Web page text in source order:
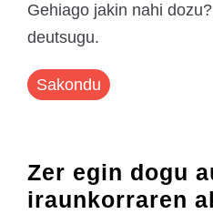
Gehiago jakin nahi
deutsugu.
Sakondu
Zer egin dogu
iraunkorraren